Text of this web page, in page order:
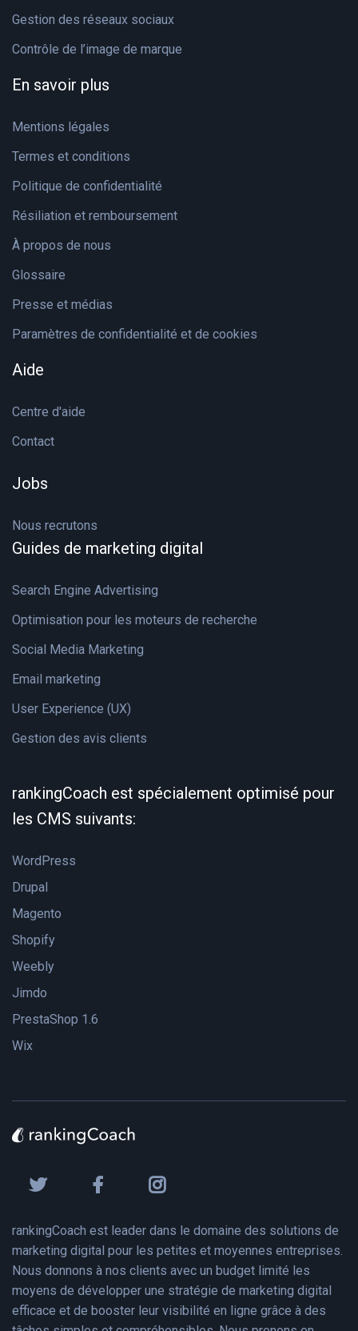
Gestion des réseaux sociaux
Contrôle de l’image de marque
En savoir plus
Mentions légales
Termes et conditions
Politique de confidentialité
Résiliation et remboursement
À propos de nous
Glossaire
Presse et médias
Paramètres de confidentialité et de cookies
Aide
Centre d'aide
Contact
Jobs
Nous recrutons
Guides de marketing digital
Search Engine Advertising
Optimisation pour les moteurs de recherche
Social Media Marketing
Email marketing
User Experience (UX)
Gestion des avis clients
rankingCoach est spécialement optimisé pour
les CMS suivants:
WordPress
Drupal
Magento
Shopify
Weebly
Jimdo
PrestaShop 1.6
Wix
rankingCoach est leader dans le domaine des solutions de
marketing digital pour les petites et moyennes entreprises.
Nous donnons à nos clients avec un budget limité les
moyens de développer une stratégie de marketing digital
efficace et de booster leur visibilité en ligne grâce à des